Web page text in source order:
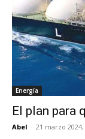
Energía
El plan para
Abel - 21 marzo 2024,